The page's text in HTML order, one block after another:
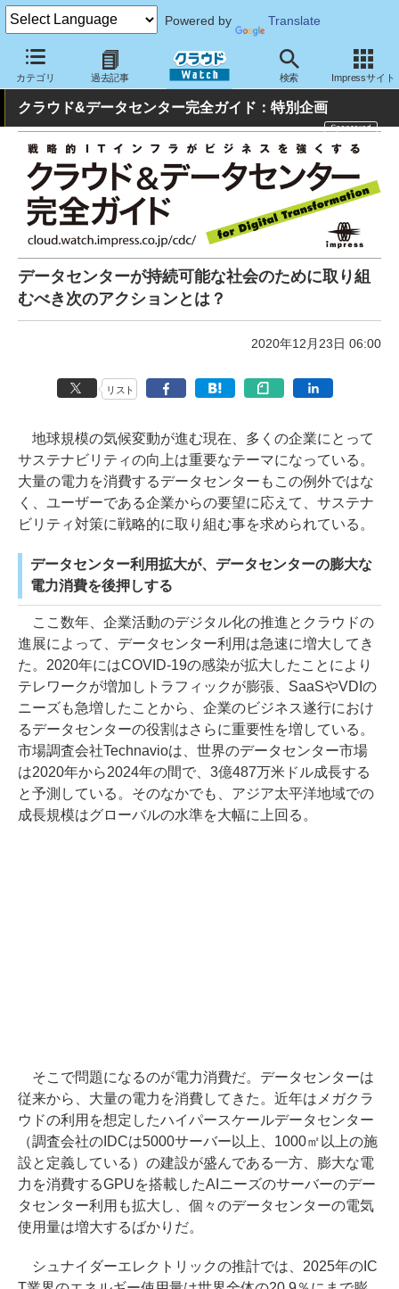
Powered by Translate
カテゴリ 過去記事 検索 Impressサイト
クラウド Watch ハード・インフラ データセンター
クラウド&データセンター完全ガイド：特別企画
データセンターが持続可能な社会のために取り組
むべき次のアクションとは？
2020年12月23日 06:00
リスト
地球規模の気候変動が進む現在、多くの企業にとって
サステナビリティの向上は重要なテーマになっている。
大量の電力を消費するデータセンターもこの例外ではな
く、ユーザーである企業からの要望に応えて、サステナ
ビリティ対策に戦略的に取り組む事を求められている。
データセンター利用拡大が、データセンターの膨大な
電力消費を後押しする
ここ数年、企業活動のデジタル化の推進とクラウドの
進展によって、データセンター利用は急速に増大してき
た。2020年にはCOVID-19の感染が拡大したことにより
テレワークが増加しトラフィックが膨張、SaaSやVDIの
ニーズも急増したことから、企業のビジネス遂行におけ
るデータセンターの役割はさらに重要性を増している。
市場調査会社Technavioは、世界のデータセンター市場
は2020年から2024年の間で、3億487万米ドル成長する
と予測している。そのなかでも、アジア太平洋地域での
成長規模はグローバルの水準を大幅に上回る。
そこで問題になるのが電力消費だ。データセンターは
従来から、大量の電力を消費してきた。近年はメガクラ
ウドの利用を想定したハイパースケールデータセンター
（調査会社のIDCは5000サーバー以上、1000㎡以上の施
設と定義している）の建設が盛んである一方、膨大な電
力を消費するGPUを搭載したAIニーズのサーバーのデー
タセンター利用も拡大し、個々のデータセンターの電気
使用量は増大するばかりだ。
シュナイダーエレクトリックの推計では、2025年のIC